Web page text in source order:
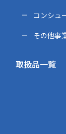
コンシュ
その他事
取扱品一覧